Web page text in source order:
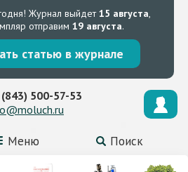
Журнал выйдет15 августа,
отправим 19 августа.
статью в журнале
Меню Поиск
(843) 500-57-53